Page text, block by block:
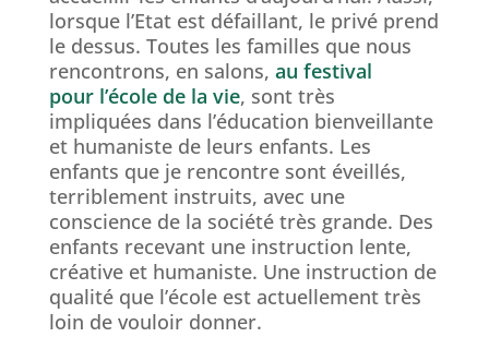
lorsque l’Etat est défaillant, le privé prend
le dessus. Toutes les familles que nous
rencontrons, en salons, au festival
pour l’école de la vie, sont très
impliquées dans l’éducation bienveillante
et humaniste de leurs enfants. Les
enfants que je rencontre sont éveillés,
terriblement instruits, avec une
conscience de la société très grande. Des
enfants recevant une instruction lente,
créative et humaniste. Une instruction de
qualité que l’école est actuellement très
loin de vouloir donner.